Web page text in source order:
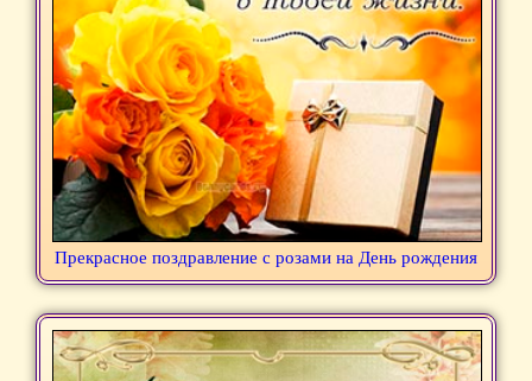
Прекрасное поздравление с розами на День рождения